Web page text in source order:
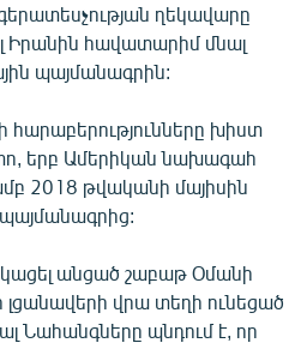
ղեկավարը
Իրանին հավատարիմ մնալ
պայմանագրին:
խիստ
երբ Ամերիկան նախագահ
2018 թվականի մայիսին
պայմանագրից:
անցած շաբաթ Օմանի
լցանավերի վրա տեղի ունեցած
Նահանգները պնդում է, որ